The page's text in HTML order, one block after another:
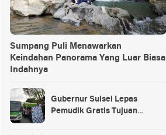
Sumpang Puli Menawarkan
Keindahan Panorama Yang Luar Biasa
Indahnya
Gubernur Sulsel Lepas
Pemudik Gratis Tujuan